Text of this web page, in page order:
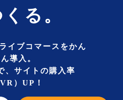
る。
イブコマースをかん
導入。
、サイトの購入率
）UP！